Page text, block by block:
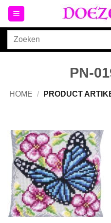
Ga
naar
inhoud
Zoeken
PN-
HOME / PRODUCT